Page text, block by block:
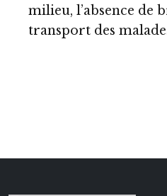
milieu, l’absence de
transport des